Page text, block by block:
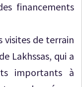
financements
visites de terrain
Lakhssas, qui a
importants à